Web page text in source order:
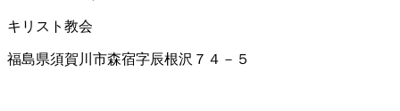
キリスト教会
福島県須賀川市森宿字辰根沢７４－５